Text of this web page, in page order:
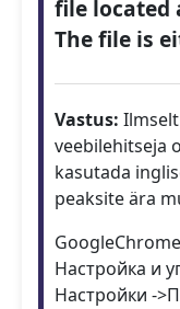
file located
The file is
Vastus:
veebilehitseja
kasutada
peaksite ära
Настройка и
Настройки -